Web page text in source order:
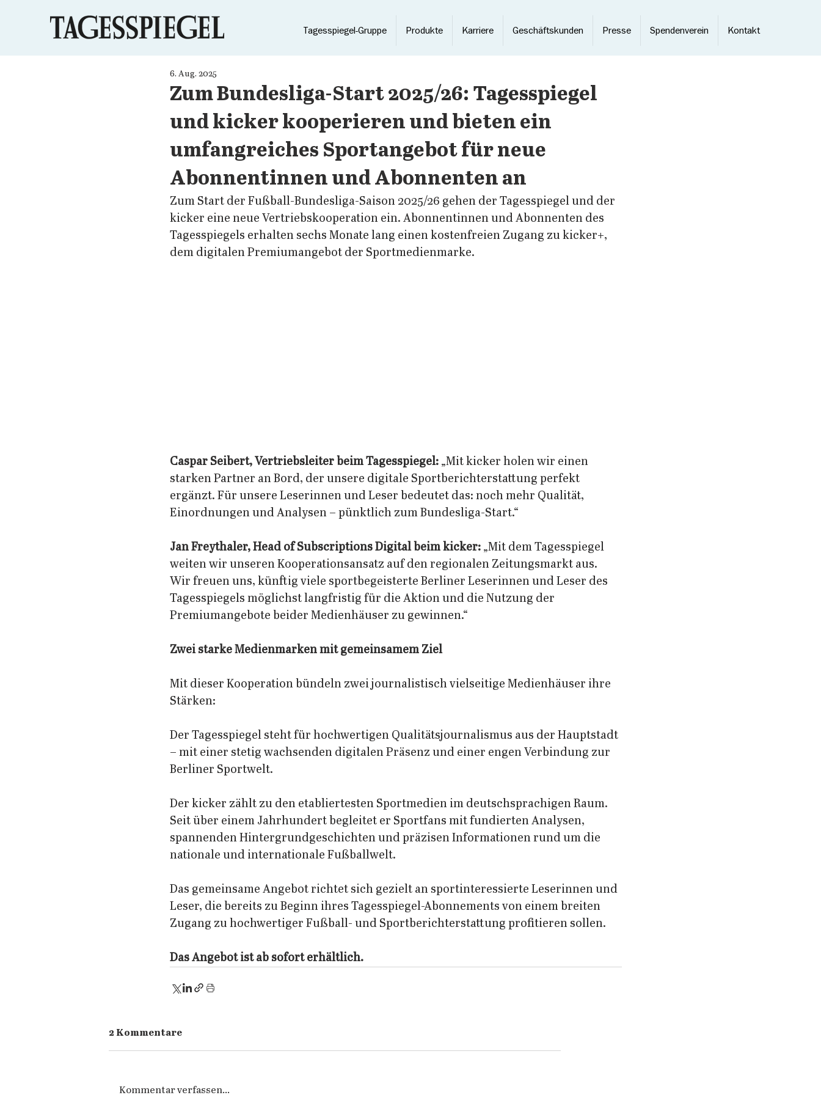
Tagesspiegel-Gruppe Produkte Karriere Geschäftskunden Presse Spendenverein Kontakt
Zum Bundesliga-Start 2025/26: Tagesspiegel
und kicker kooperieren und bieten ein
umfangreiches Sportangebot für neue
Abonnentinnen und Abonnenten an
6. Aug. 2025
Zum Start der Fußball-Bundesliga-Saison 2025/26 gehen der Tagesspiegel und der
kicker eine neue Vertriebskooperation ein. Abonnentinnen und Abonnenten des
Tagesspiegels erhalten sechs Monate lang einen kostenfreien Zugang zu kicker+,
dem digitalen Premiumangebot der Sportmedienmarke.
Caspar Seibert, Vertriebsleiter beim Tagesspiegel: „Mit kicker holen wir einen
starken Partner an Bord, der unsere digitale Sportberichterstattung perfekt
ergänzt. Für unsere Leserinnen und Leser bedeutet das: noch mehr Qualität,
Einordnungen und Analysen – pünktlich zum Bundesliga-Start.“
Jan Freythaler, Head of Subscriptions Digital beim kicker: „Mit dem Tagesspiegel
weiten wir unseren Kooperationsansatz auf den regionalen Zeitungsmarkt aus.
Wir freuen uns, künftig viele sportbegeisterte Berliner Leserinnen und Leser des
Tagesspiegels möglichst langfristig für die Aktion und die Nutzung der
Premiumangebote beider Medienhäuser zu gewinnen.“
Zwei starke Medienmarken mit gemeinsamem Ziel
Mit dieser Kooperation bündeln zwei journalistisch vielseitige Medienhäuser ihre
Stärken:
Der Tagesspiegel steht für hochwertigen Qualitätsjournalismus aus der Hauptstadt
– mit einer stetig wachsenden digitalen Präsenz und einer engen Verbindung zur
Berliner Sportwelt.
Der kicker zählt zu den etabliertesten Sportmedien im deutschsprachigen Raum.
Seit über einem Jahrhundert begleitet er Sportfans mit fundierten Analysen,
spannenden Hintergrundgeschichten und präzisen Informationen rund um die
nationale und internationale Fußballwelt.
Das gemeinsame Angebot richtet sich gezielt an sportinteressierte Leserinnen und
Leser, die bereits zu Beginn ihres Tagesspiegel-Abonnements von einem breiten
Zugang zu hochwertiger Fußball- und Sportberichterstattung profitieren sollen.
Das Angebot ist ab sofort erhältlich.
2 Kommentare
Kommentar verfassen...